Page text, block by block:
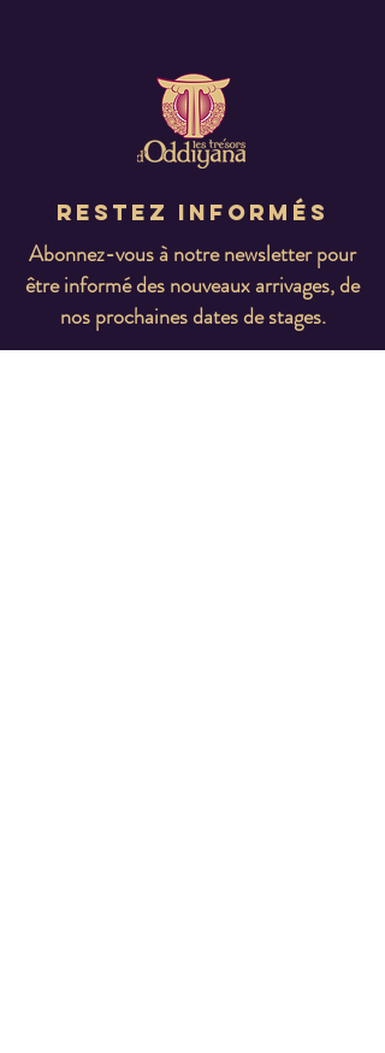
Restez informés
Abonnez-vous à notre newsletter pour
être informé des nouveaux arrivages, de
nos prochaines dates de stages.